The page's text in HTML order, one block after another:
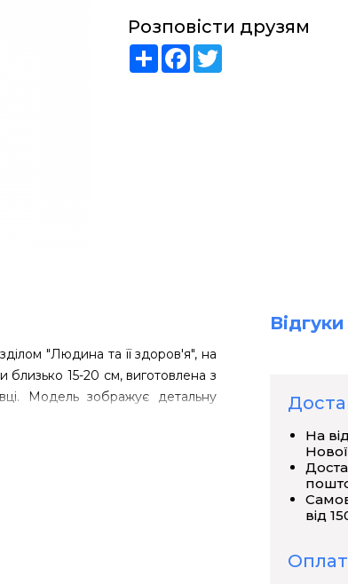
Розповісти друзям
ShareFacebook
"Людина та її здоров'я", на
15-20 см, виготовлена з
Модель зображує детальну
в природні кольори. На моделі
Відгуки
На
від